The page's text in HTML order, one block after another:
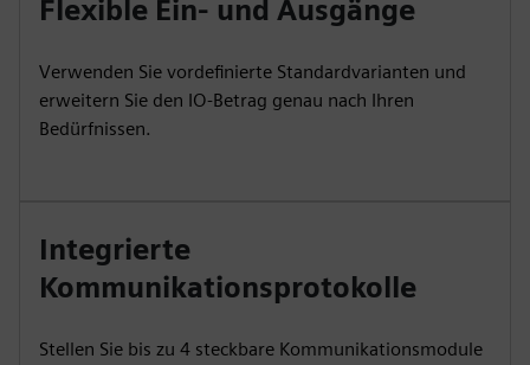
Flexible Ein- und Ausgänge
Verwenden Sie vordefinierte Standardvarianten und
erweitern Sie den IO-Betrag genau nach Ihren
Bedürfnissen.
Integrierte
Kommunikationsprotokolle
Stellen Sie bis zu 4 steckbare Kommunikationsmodule